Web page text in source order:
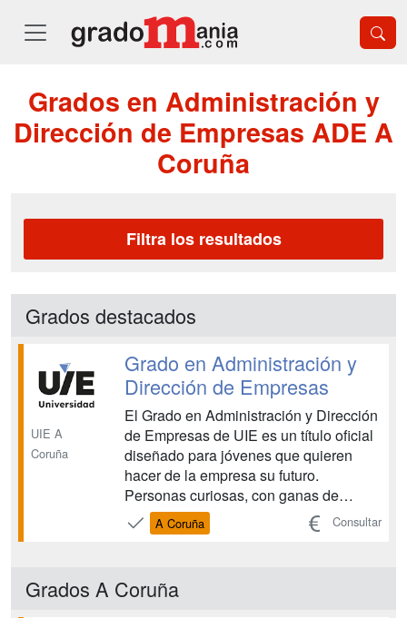
Grados en Administración y
Dirección de Empresas ADE A
Coruña
Filtra los resultados
Grados destacados
UIE A
Coruña
Grado en Administración y
Dirección de Empresas
El Grado en Administración y Dirección
de Empresas de UIE es un título oficial
diseñado para jóvenes que quieren
hacer de la empresa su futuro.
Personas curiosas, con ganas de
aprender y asumir retos. Con capacidad
de adaptación a los cambios, que
A Coruña Consultar
Grados A Coruña